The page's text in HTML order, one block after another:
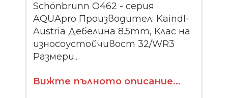
Schönbrunn O462 - серия
AQUApro Производител: Kaindl-
Austria Дебелина 8.5mm, Клас на
износоустойчивост 32/WR3
Размери...
Вижте пълното описание...